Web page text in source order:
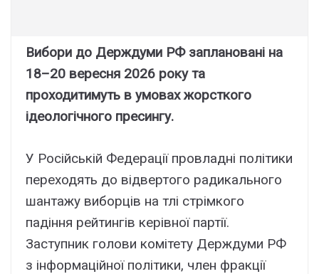
Вибори до Держдуми РФ заплановані на
18–20 вересня 2026 року та
проходитимуть в умовах жорсткого
ідеологічного пресингу.
У Російській Федерації провладні політики
переходять до відвертого радикального
шантажу виборців на тлі стрімкого
падіння рейтингів керівної партії.
Заступник голови комітету Держдуми РФ
з інформаційної політики, член фракції